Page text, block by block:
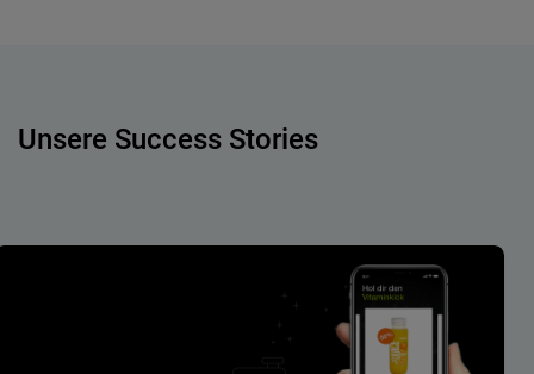
Unsere Success Stories